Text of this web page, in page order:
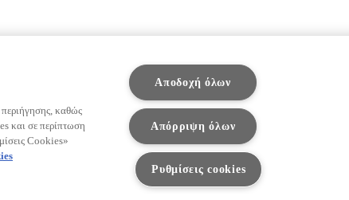
περιήγησης, καθώς
και σε περίπτωση
Cookies»
Αποδοχή όλων
Απόρριψη όλων
Ρυθμίσεις cookies